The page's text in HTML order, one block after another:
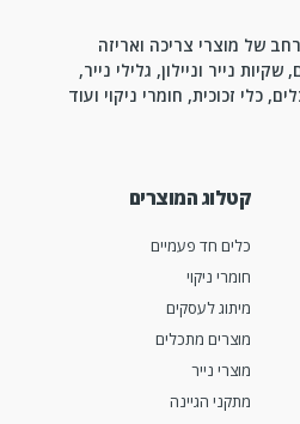
רחב של מוצרי צריכה ואריזה
נייר וניילון, גלילי נייר,
כלי זכוכית, חומרי ניקוי ועוד
קטלוג המוצרים
כלים חד פעמיים
חומרי ניקוי
מיתוג לעסקים
מוצרים מתכלים
מוצרי נייר
מתקני הגיינה